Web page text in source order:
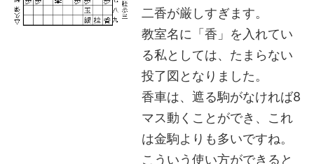
二香が厳しすぎます。
教室名に「香」を入れてい
る私としては、たまらない
投了図となりました。
香車は、遮る駒がなければ8
マス動くことができ、これ
は金駒よりも多いですね。
こういう使い方ができると